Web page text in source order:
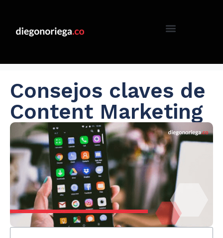
Consejos claves de
Content Marketing